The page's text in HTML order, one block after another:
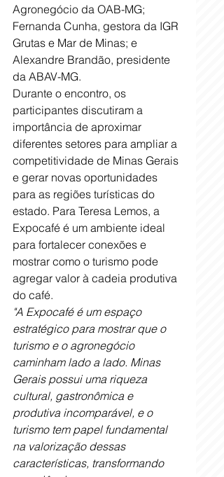
Agronegócio da OAB-MG;
Fernanda Cunha, gestora da IGR
Grutas e Mar de Minas; e
Alexandre Brandão, presidente
da ABAV-MG.
Durante o encontro, os
participantes discutiram a
importância de aproximar
diferentes setores para ampliar a
competitividade de Minas Gerais
e gerar novas oportunidades
para as regiões turísticas do
estado. Para Teresa Lemos, a
Expocafé é um ambiente ideal
para fortalecer conexões e
mostrar como o turismo pode
agregar valor à cadeia produtiva
do café.
"A Expocafé é um espaço
estratégico para mostrar que o
turismo e o agronegócio
caminham lado a lado. Minas
Gerais possui uma riqueza
cultural, gastronômica e
produtiva incomparável, e o
turismo tem papel fundamental
na valorização dessas
características, transformando